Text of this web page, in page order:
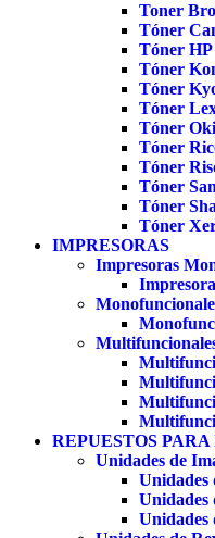
Toner
Tóner
Tóner HP
Tóner
Tóner
Tóner
Tóner
Tóner
Tóner
Tóner
Tóner
Tóner
IMPRESORAS
Impresoras
REPUESTOS
Unidades de
Unidades
Unidades
Unidades